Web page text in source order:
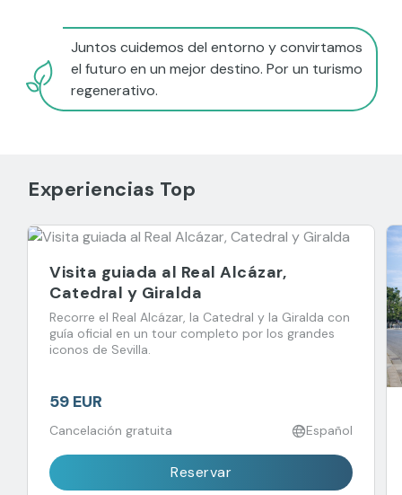
Juntos cuidemos del entorno y convirtamos
el futuro en un mejor destino. Por un turismo
regenerativo.
Experiencias Top
Visita guiada al Real Alcázar,
Catedral y Giralda
Recorre el Real Alcázar, la Catedral y la Giralda con
guía oficial en un tour completo por los grandes
iconos de Sevilla.
59 EUR
Cancelación gratuita Español
Reservar